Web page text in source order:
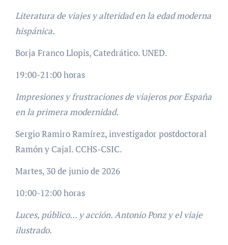
Literatura de viajes y alteridad en la edad moderna
hispánica.
Borja Franco Llopis, Catedrático. UNED.
19:00-21:00 horas
Impresiones y frustraciones de viajeros por España
en la primera modernidad.
Sergio Ramiro Ramírez, investigador postdoctoral
Ramón y Cajal. CCHS-CSIC.
Martes, 30 de junio de 2026
10:00-12:00 horas
Luces, público… y acción. Antonio Ponz y el viaje
ilustrado.